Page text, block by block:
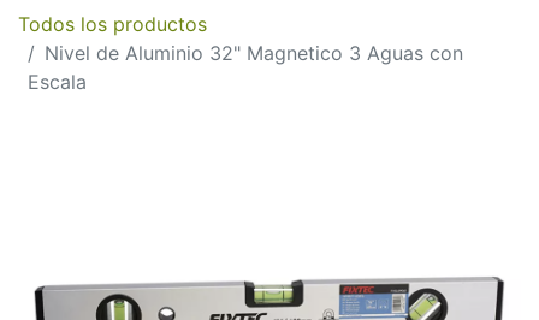
Todos los productos
Nivel de Aluminio 32" Magnetico 3 Aguas con
Escala